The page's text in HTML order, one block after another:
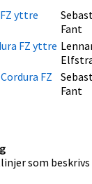
yttre
Fant
FZ yttre
FZ
Fant
som beskrivs